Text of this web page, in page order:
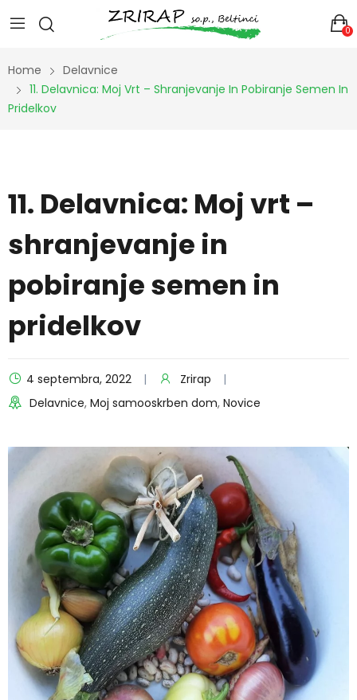
0
Home
Delavnice
11. Delavnica: Moj Vrt – Shranjevanje In Pobiranje Semen In
Pridelkov
11. Delavnica: Moj vrt –
shranjevanje in
pobiranje semen in
pridelkov
4 septembra, 2022
Zrirap
Delavnice, Moj samooskrben dom, Novice